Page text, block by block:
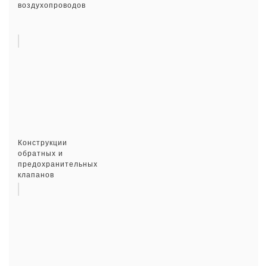
воздухопроводов
Конструкции
обратных и
предохранительных
клапанов